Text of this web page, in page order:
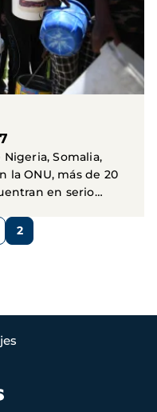
Somalia,
la ONU, más de 20
en serio
Página
2